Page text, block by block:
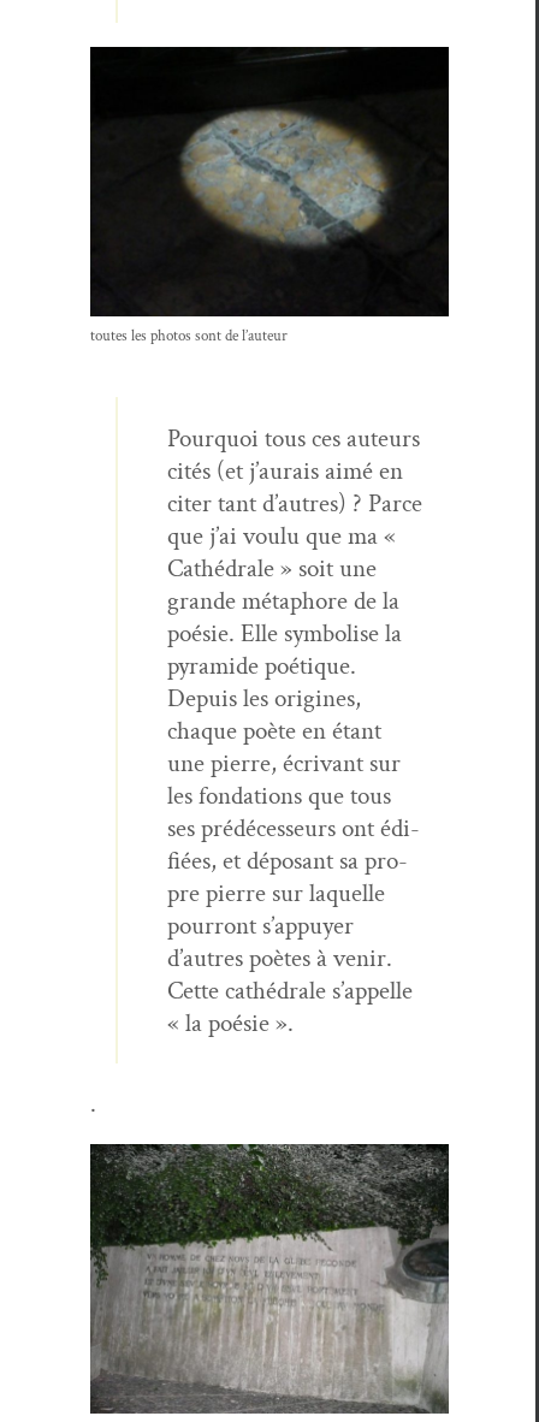
toutes les pho­tos sont de l’auteur
Pourquoi tous ces auteurs
cités (et j’aurais aimé en
citer tant d’autres) ? Parce
que j’ai voulu que ma «
Cathé­drale » soit une
grande métaphore de la
poésie. Elle sym­bol­ise la
pyra­mide poé­tique.
Depuis les orig­ines,
chaque poète en étant
une pierre, écrivant sur
les fon­da­tions que tous
ses prédécesseurs ont édi­
fiées, et déposant sa pro­
pre pierre sur laque­lle
pour­ront s’appuyer
d’autres poètes à venir.
Cette cathé­drale s’appelle
« la poésie ».
.